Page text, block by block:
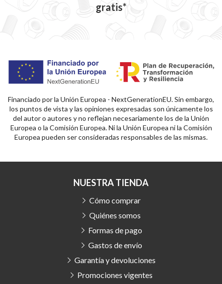
gratis*
Financiado por la Unión Europea - NextGenerationEU. Sin embargo,
los puntos de vista y las opiniones expresadas son únicamente los
del autor o autores y no reflejan necesariamente los de la Unión
Europea o la Comisión Europea. Ni la Unión Europea ni la Comisión
Europea pueden ser consideradas responsables de las mismas.
NUESTRA TIENDA
Cómo comprar
Quiénes somos
Formas de pago
Gastos de envío
Garantía y devoluciones
Promociones vigentes